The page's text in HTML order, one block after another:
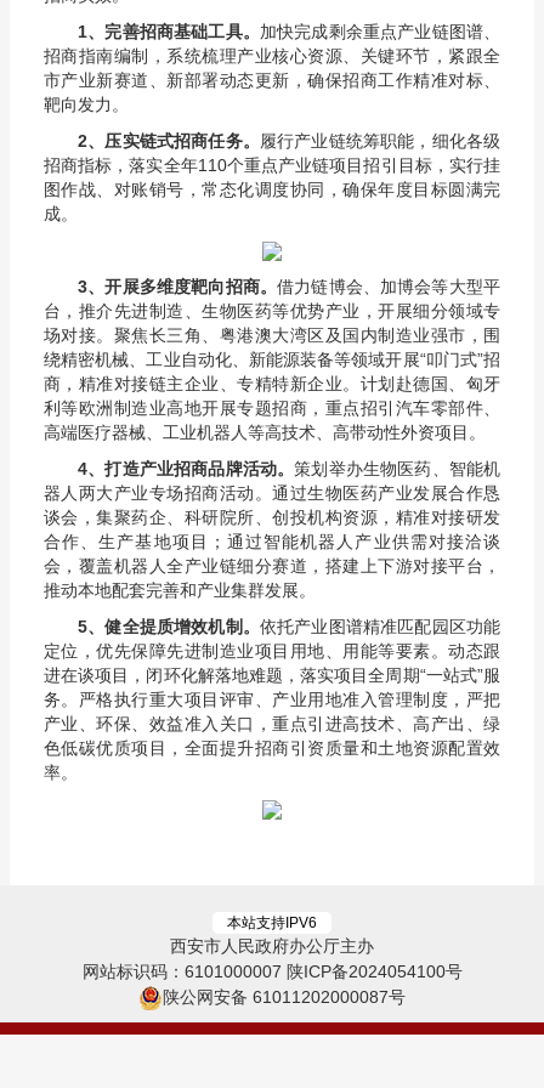
1、完善招商基础工具。 加快完成剩余重点产业链图谱、
招商指南编制，系统梳理产业核心资源、关键环节，紧跟全
市产业新赛道、新部署动态更新，确保招商工作精准对标、
靶向发力。
2、压实链式招商任务。
履行产业链统筹职能，细化各级
招商指标，落实全年110个重点产业链项目招引目标，实行挂
图作战、对账销号，常态化调度协同，确保年度目标圆满完
成。
3、开展多维度靶向招商。 借力链博会、加博会等大型平
台，推介先进制造、生物医药等优势产业，开展细分领域专
场对接。聚焦长三角、粤港澳大湾区及国内制造业强市，围
绕精密机械、工业自动化、新能源装备等领域开展“叩门式”招
商，精准对接链主企业、专精特新企业。计划赴德国、匈牙
利等欧洲制造业高地开展专题招商，重点招引汽车零部件、
高端医疗器械、工业机器人等高技术、高带动性外资项目。
4、打造产业招商品牌活动。策划举办生物医药、智能机
器人两大产业专场招商活动。通过生物医药产业发展合作恳
谈会，集聚药企、科研院所、创投机构资源，精准对接研发
合作、生产基地项目；通过智能机器人产业供需对接洽谈
会，覆盖机器人全产业链细分赛道，搭建上下游对接平台，
推动本地配套完善和产业集群发展。
5、健全提质增效机制。 依托产业图谱精准匹配园区功能
定位，优先保障先进制造业项目用地、用能等要素。动态跟
进在谈项目，闭环化解落地难题，落实项目全周期“一站式”服
务。严格执行重大项目评审、产业用地准入管理制度，严把
产业、环保、效益准入关口，重点引进高技术、高产出、绿
色低碳优质项目，全面提升招商引资质量和土地资源配置效
率。
本站支持IPV6
西安市人民政府办公厅主办
网站标识码：6101000007 陕ICP备2024054100号
陕公网安备 61011202000087号